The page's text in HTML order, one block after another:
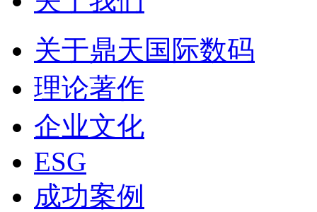
关于鼎天国际数码
理论著作
企业文化
ESG
成功案例